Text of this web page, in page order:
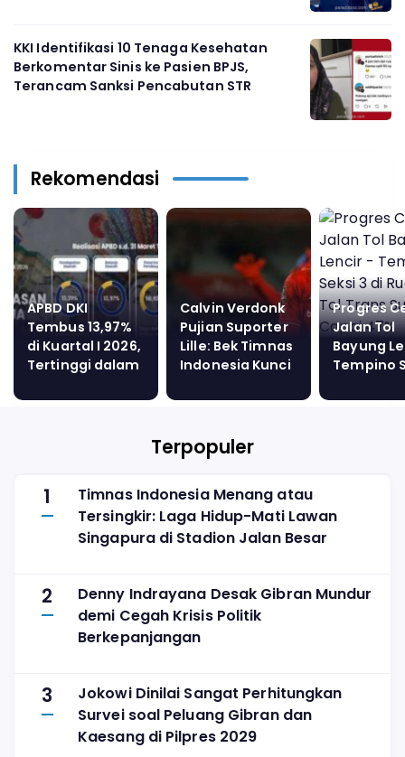
KKI Identifikasi 10 Tenaga Kesehatan
Berkomentar Sinis ke Pasien BPJS,
Terancam Sanksi Pencabutan STR
Rekomendasi
APBD DKI
Tembus 13,97%
di Kuartal I 2026,
Tertinggi dalam
Calvin Verdonk
Pujian Suporter
Lille: Bek Timnas
Indonesia Kunci
atas Angers
Progres
Jalan Tol
Bayung
Tempino
Trans
Terpopuler
1
Timnas Indonesia Menang atau
Tersingkir: Laga Hidup-Mati Lawan
Singapura di Stadion Jalan Besar
2
Denny Indrayana Desak Gibran Mundur
demi Cegah Krisis Politik
Berkepanjangan
3
Jokowi Dinilai Sangat Perhitungkan
Survei soal Peluang Gibran dan
Kaesang di Pilpres 2029